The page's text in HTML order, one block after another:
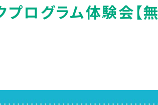
ログラム体験会【無